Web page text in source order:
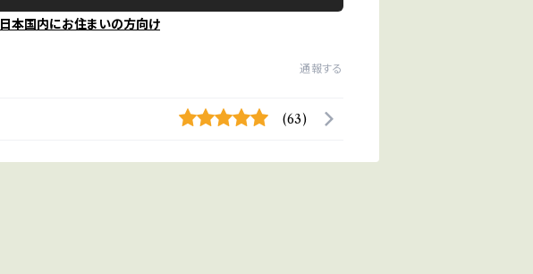
日本国内にお住まいの方向け
通報する
(63)